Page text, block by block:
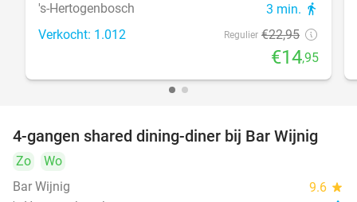
's-Hertogenbosch 3 min. directions_walk
Verkocht: 1.012 Regulier €22,95
€14,95
45%
4-gangen shared dining-diner bij Bar Wijnig
Zo
Wo
Bar Wijnig
9.6 star